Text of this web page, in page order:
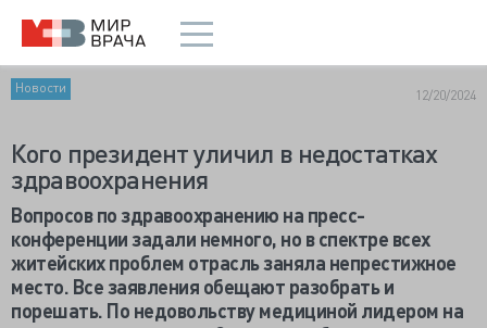
Новости 12/20/2024
Кого президент уличил в недостатках
здравоохранения
Вопросов по здравоохранению на пресс-
конференции задали немного, но в спектре всех
житейских проблем отрасль заняла непрестижное
место. Все заявления обещают разобрать и
порешать. По недовольству медициной лидером на